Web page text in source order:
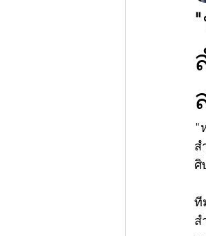
"
ส
ศิ
ที
ส